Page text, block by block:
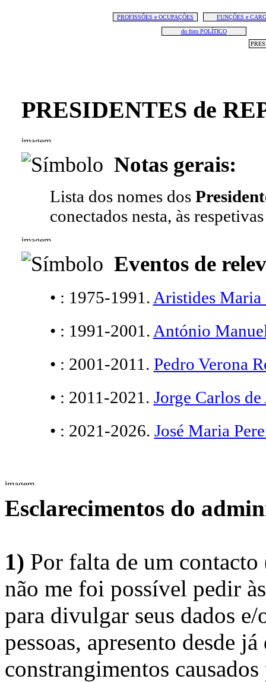
PROFISSÕES e OCUPAÇÕES FUNÇÕES e
do foro POLÍTICO
PRESIDENTES de
Notas gerais:
Lista dos nomes dos
conectados nesta, às
Eventos de
• : 1975-1991. Aristides
• : 1991-2001. António
• : 2001-2011. Pedro Verona
• : 2011-2021. Jorge Carlos
• : 2021-2026. José Maria
Esclarecimentos do
1) Por falta de um
não me foi possível pedir
para divulgar seus dados
pessoas, apresento desde
constrangimentos